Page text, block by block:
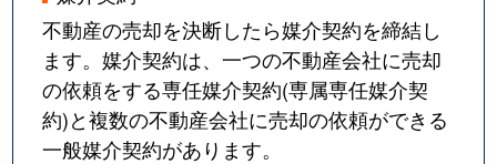
不動産の売却を決断したら媒介契約を締結し
ます。媒介契約は、一つの不動産会社に売却
の依頼をする専任媒介契約(専属専任媒介契
約)と複数の不動産会社に売却の依頼ができる
一般媒介契約があります。